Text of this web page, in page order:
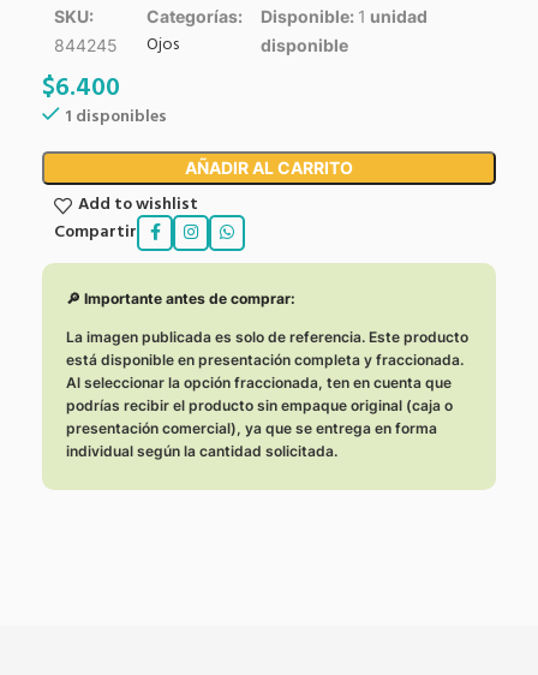
SKU:
844245
Categorías:
Ojos
Disponible: 1 unidad
disponible
$6.400
1 disponibles
AÑADIR AL CARRITO
Add to wishlist
Compartir
🔎 Importante antes de comprar:
La imagen publicada es solo de referencia. Este producto
está disponible en presentación completa y fraccionada.
Al seleccionar la opción fraccionada, ten en cuenta que
podrías recibir el producto sin empaque original (caja o
presentación comercial), ya que se entrega en forma
individual según la cantidad solicitada.